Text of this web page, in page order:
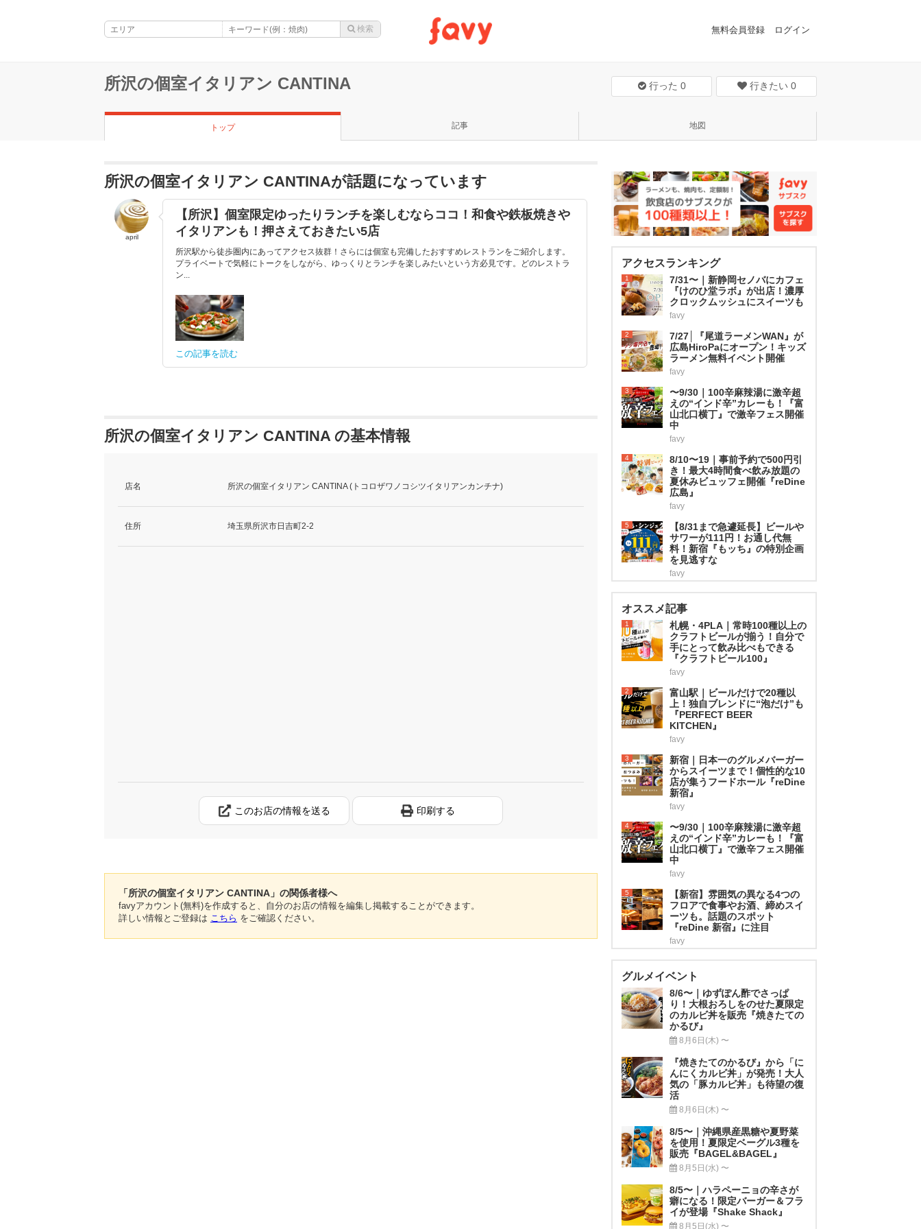
無料会員登録 ログイン
所沢の個室イタリアン CANTINA 行った 0 行きたい 0
トップ 記事 地図
所沢の個室イタリアン CANTINAが話題になっています
april
【所沢】個室限定ゆったりランチを楽しむならココ！和食や鉄板焼きや
イタリアンも！押さえておきたい5店
所沢駅から徒歩圏内にあってアクセス抜群！さらには個室も完備したおすすめレストランをご紹介します。
プライベートで気軽にトークをしながら、ゆっくりとランチを楽しみたいという方必見です。どのレストラ
ン...
この記事を読む
所沢の個室イタリアン CANTINA の基本情報
店名 所沢の個室イタリアン CANTINA (トコロザワノコシツイタリアンカンチナ)
住所 埼玉県所沢市日吉町2-2
このお店の情報を送る 印刷する
「所沢の個室イタリアン CANTINA」の関係者様へ
favyアカウント(無料)を作成すると、自分のお店の情報を編集し掲載することができます。
詳しい情報とご登録は こちら をご確認ください。
アクセスランキング
1
7/31〜｜新静岡セノバにカフェ
『けのひ堂ラボ』が出店！濃厚
クロックムッシュにスイーツも
favy
2
7/27│『尾道ラーメンWAN』が
広島HiroPaにオープン！キッズ
ラーメン無料イベント開催
favy
3
〜9/30｜100辛麻辣湯に激辛超
えの“インド辛”カレーも！『富
山北口横丁』で激辛フェス開催
中
favy
4
8/10〜19｜事前予約で500円引
き！最大4時間食べ飲み放題の
夏休みビュッフェ開催『reDine
広島』
favy
5
【8/31まで急遽延長】ビールや
サワーが111円！お通し代無
料！新宿『もッち』の特別企画
を見逃すな
favy
オススメ記事
1
札幌・4PLA｜常時100種以上の
クラフトビールが揃う！自分で
手にとって飲み比べもできる
『クラフトビール100』
favy
2
富山駅｜ビールだけで20種以
上！独自ブレンドに“泡だけ”も
『PERFECT BEER
KITCHEN』
favy
3
新宿｜日本一のグルメバーガー
からスイーツまで！個性的な10
店が集うフードホール『reDine
新宿』
favy
4
〜9/30｜100辛麻辣湯に激辛超
えの“インド辛”カレーも！『富
山北口横丁』で激辛フェス開催
中
favy
5
【新宿】雰囲気の異なる4つの
フロアで食事やお酒、締めスイ
ーツも。話題のスポット
『reDine 新宿』に注目
favy
グルメイベント
8/6〜｜ゆずぽん酢でさっぱ
り！大根おろしをのせた夏限定
のカルビ丼を販売『焼きたての
かるび』
8月6日(木) 〜
『焼きたてのかるび』から「に
んにくカルビ丼」が発売！大人
気の「豚カルビ丼」も待望の復
活
8月6日(木) 〜
8/5〜｜沖縄県産黒糖や夏野菜
を使用！夏限定ベーグル3種を
販売『BAGEL&BAGEL』
8月5日(水) 〜
8/5〜｜ハラペーニョの辛さが
癖になる！限定バーガー＆フラ
イが登場『Shake Shack』
8月5日(水) 〜